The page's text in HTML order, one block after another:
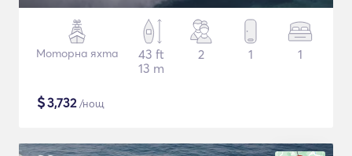
Моторна яхта
43 ft
13 m
2 1 1
$3,732/нощ